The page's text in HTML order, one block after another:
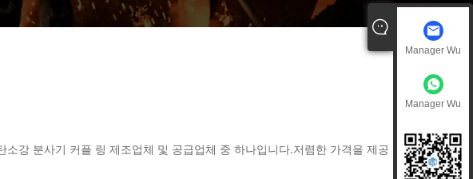
강 분사기 커플 링 제조업체 및 공급업체 중 하나입니다.저렴한 가격을 제공
Manager Wu
Manager Wu